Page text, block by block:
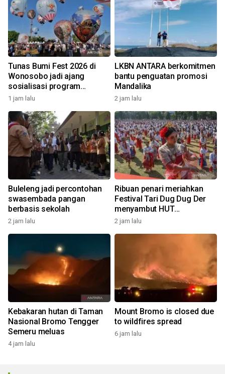
Tunas Bumi Fest 2026 di
Wonosobo jadi ajang
sosialisasi program
pemerintah lewat balon
1 jam lalu
LKBN ANTARA berkomitmen
bantu penguatan promosi
Mandalika
2 jam lalu
Buleleng jadi percontohan
swasembada pangan
berbasis sekolah
2 jam lalu
Ribuan penari meriahkan
Festival Tari Dug Dug Der
menyambut HUT
Kemerdekaan
2 jam lalu
Kebakaran hutan di Taman
Nasional Bromo Tengger
Semeru meluas
4 jam lalu
Mount Bromo is closed due
to wildfires spread
6 jam lalu